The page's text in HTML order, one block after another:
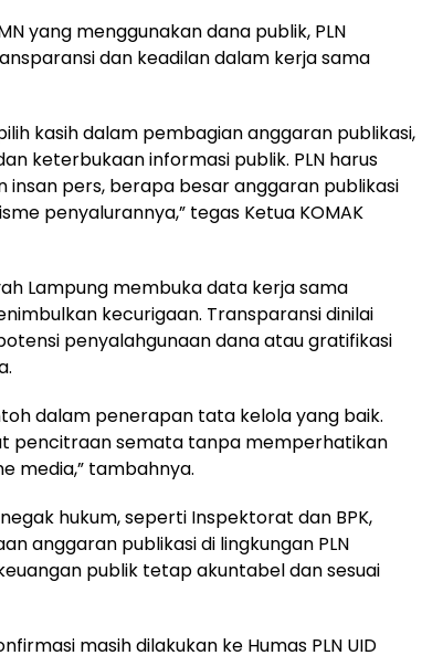
yang menggunakan dana publik, PLN
dan keadilan dalam kerja sama
kasih dalam pembagian anggaran publikasi,
keterbukaan informasi publik. PLN harus
pers, berapa besar anggaran publikasi
penyalurannya,” tegas Ketua KOMAK
Lampung membuka data kerja sama
kecurigaan. Transparansi dinilai
penyalahgunaan dana atau gratifikasi
dalam penerapan tata kelola yang baik.
pencitraan semata tanpa memperhatikan
media,” tambahnya.
hukum, seperti Inspektorat dan BPK,
anggaran publikasi di lingkungan PLN
publik tetap akuntabel dan sesuai
masih dilakukan ke Humas PLN UID